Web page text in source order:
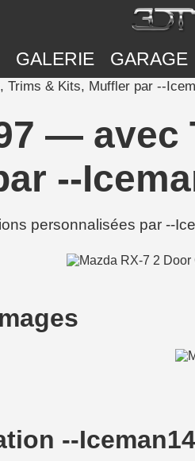
GALERIE GARAGE
& Kits, Muffler par --
—
--
personnalisées par --
--